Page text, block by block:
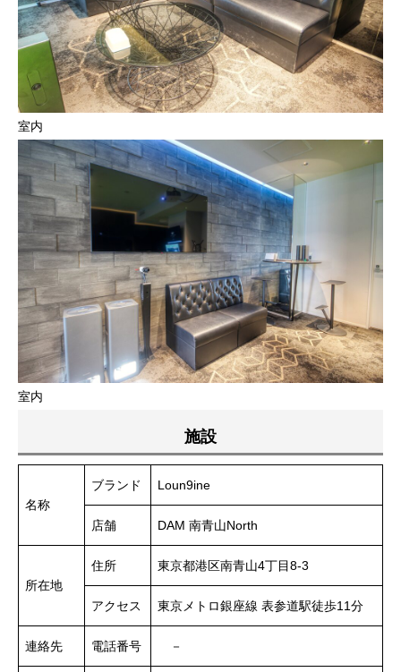
室内
室内
施設
名称
ブランド Loun9ine
店舗 DAM 南青山North
所在地
住所 東京都港区南青山4丁目8-3
アクセス 東京メトロ銀座線 表参道駅徒歩11分
連絡先 電話番号 －